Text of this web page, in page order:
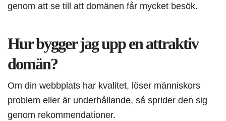
genom att se till att domänen får mycket besök.
Hur bygger jag upp en attraktiv
domän?
Om din webbplats har kvalitet, löser människors
problem eller är underhållande, så sprider den sig
genom rekommendationer.